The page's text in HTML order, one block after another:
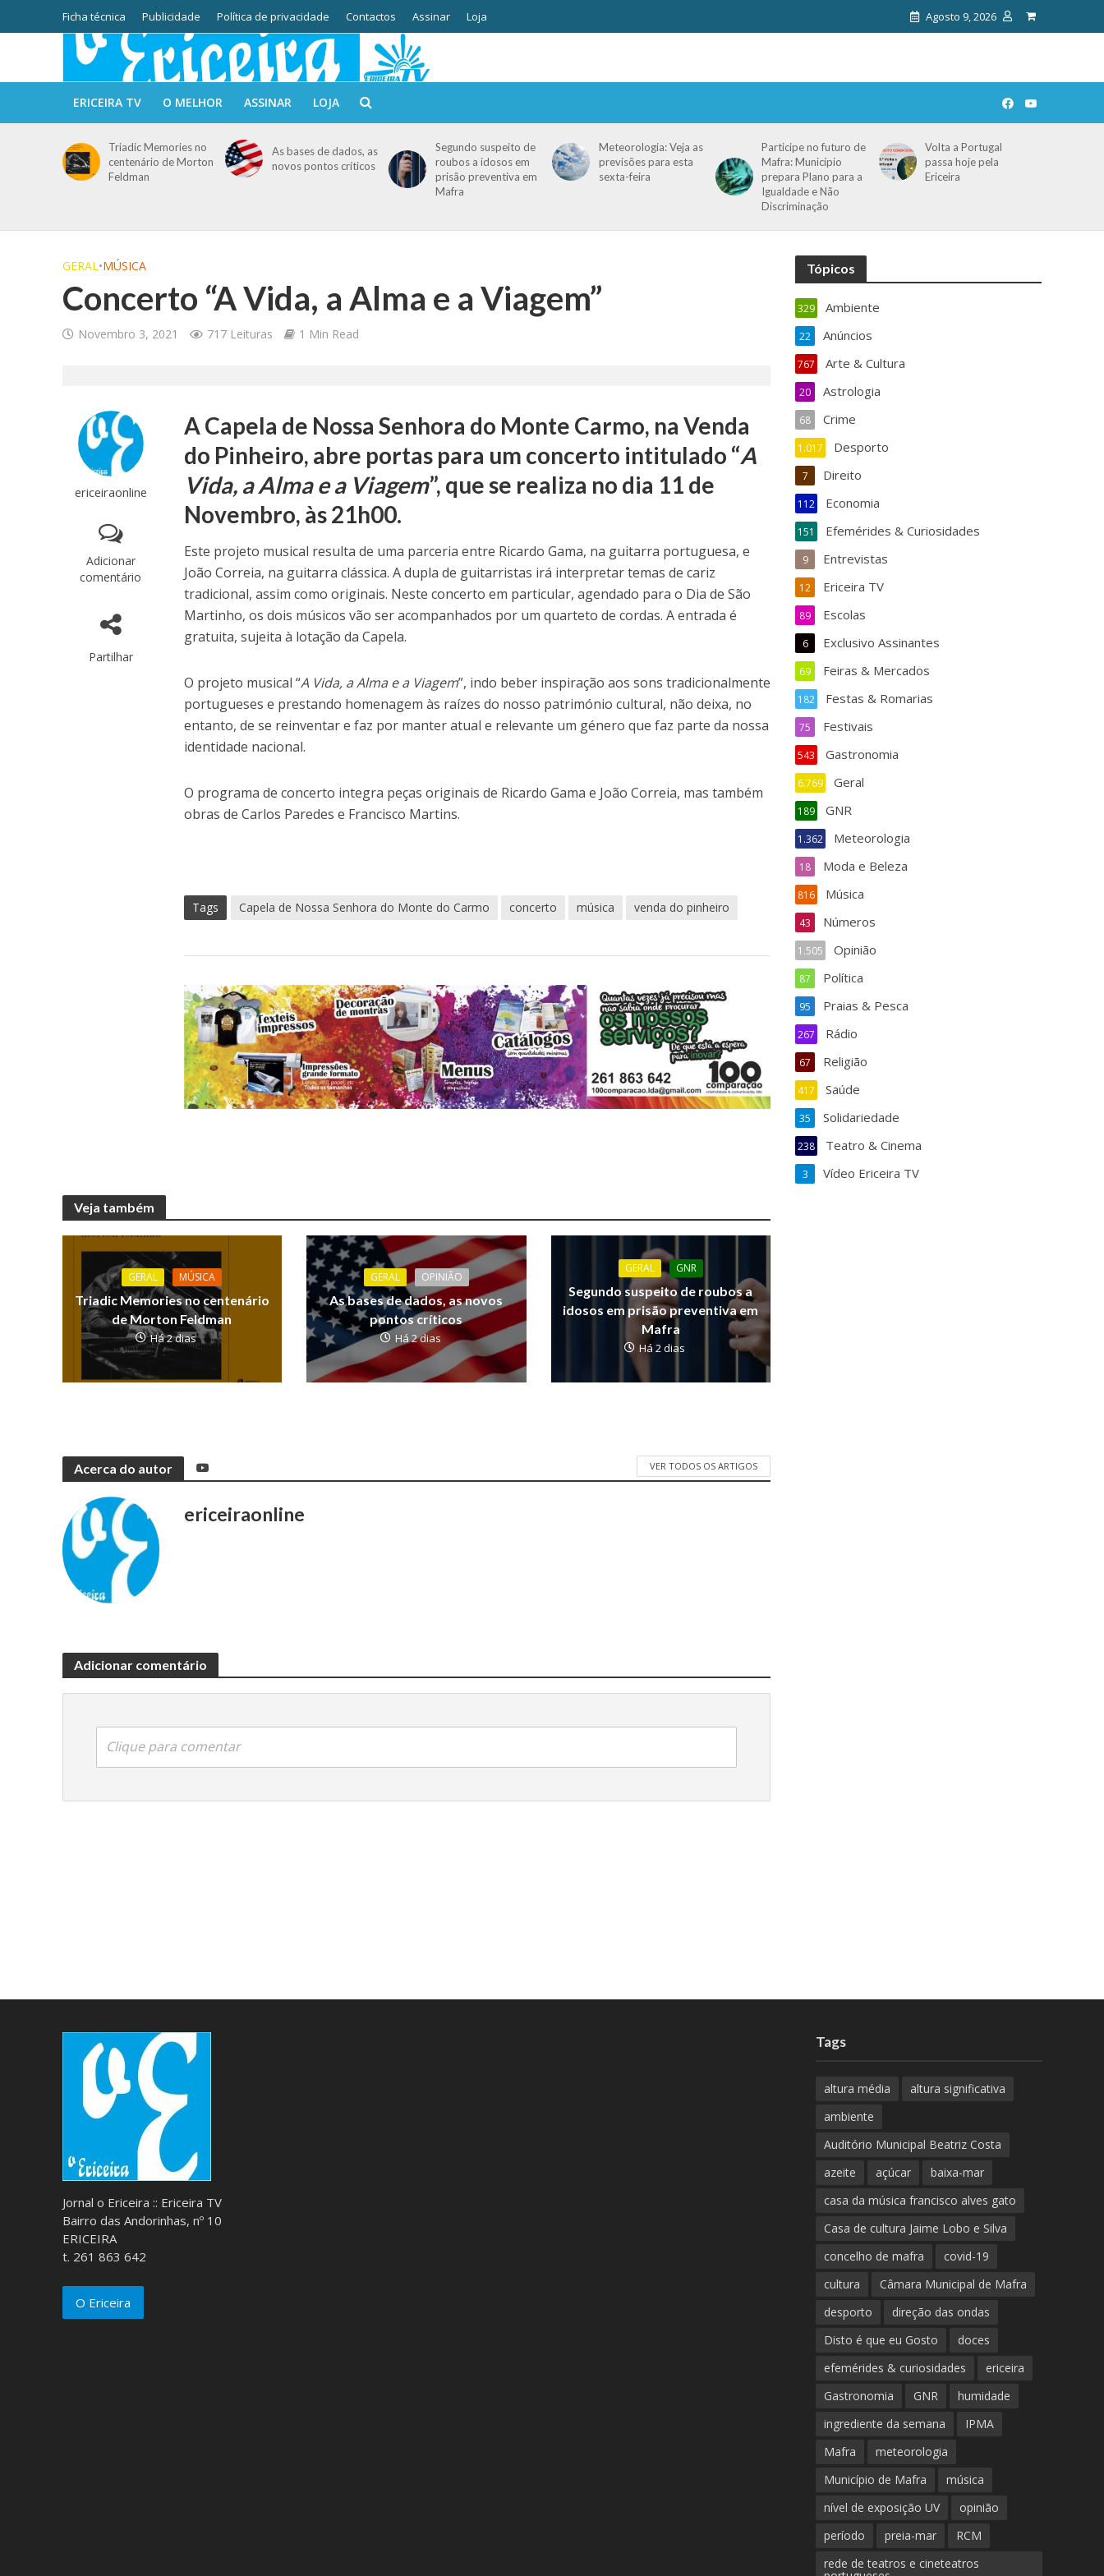
Ficha técnica Publicidade Política de privacidade Contactos Assinar Loja Agosto 9, 2026
ERICEIRA TV O MELHOR ASSINAR LOJA
Triadic Memories no
centenário de Morton
Feldman
As bases de dados, as
novos pontos críticos
Segundo suspeito de
roubos a idosos em
prisão preventiva em
Mafra
Meteorologia: Veja as
previsões para esta
sexta-feira
Participe no futuro de
Mafra: Município
prepara Plano para a
Igualdade e Não
Discriminação
Volta a Portugal
passa hoje pela
Ericeira
GERAL•MÚSICA
Concerto “A Vida, a Alma e a Viagem”
Novembro 3, 2021 717 Leituras 1 Min Read
ericeiraonline
Adicionar
comentário
Partilhar
A Capela de Nossa Senhora do Monte Carmo, na Venda
do Pinheiro, abre portas para um concerto intitulado “A
Vida, a Alma e a Viagem”, que se realiza no dia 11 de
Novembro, às 21h00.
Este projeto musical resulta de uma parceria entre Ricardo Gama, na guitarra portuguesa, e
João Correia, na guitarra clássica. A dupla de guitarristas irá interpretar temas de cariz
tradicional, assim como originais. Neste concerto em particular, agendado para o Dia de São
Martinho, os dois músicos vão ser acompanhados por um quarteto de cordas. A entrada é
gratuita, sujeita à lotação da Capela.
O projeto musical “A Vida, a Alma e a Viagem”, indo beber inspiração aos sons tradicionalmente
portugueses e prestando homenagem às raízes do nosso património cultural, não deixa, no
entanto, de se reinventar e faz por manter atual e relevante um género que faz parte da nossa
identidade nacional.
O programa de concerto integra peças originais de Ricardo Gama e João Correia, mas também
obras de Carlos Paredes e Francisco Martins.
Tags Capela de Nossa Senhora do Monte do Carmo concerto música venda do pinheiro
Veja também
GERAL MÚSICA
Triadic Memories no centenário
de Morton Feldman
Há 2 dias
GERAL OPINIÃO
As bases de dados, as novos
pontos críticos
Há 2 dias
GERAL GNR
Segundo suspeito de roubos a
idosos em prisão preventiva em
Mafra
Há 2 dias
Acerca do autor VER TODOS OS ARTIGOS
ericeiraonline
Adicionar comentário
Clique para comentar
Tópicos
Ambiente
329
Anúncios
22
Arte & Cultura
767
Astrologia
20
Crime
68
Desporto
1.017
Direito
7
Economia
112
Efemérides & Curiosidades
151
Entrevistas
9
Ericeira TV
12
Escolas
89
Exclusivo Assinantes
6
Feiras & Mercados
69
Festas & Romarias
182
Festivais
75
Gastronomia
543
Geral
6.769
GNR
189
Meteorologia
1.362
Moda e Beleza
18
Música
816
Números
43
Opinião
1.505
Política
87
Praias & Pesca
95
Rádio
267
Religião
67
Saúde
417
Solidariedade
35
Teatro & Cinema
238
Vídeo Ericeira TV
3
Jornal o Ericeira :: Ericeira TV
Bairro das Andorinhas, nº 10
ERICEIRA
t. 261 863 642
O Ericeira
Tags
altura média
altura significativa
ambiente
Auditório Municipal Beatriz Costa
azeite
açúcar
baixa-mar
casa da música francisco alves gato
Casa de cultura Jaime Lobo e Silva
concelho de mafra
covid-19
cultura
Câmara Municipal de Mafra
desporto
direção das ondas
Disto é que eu Gosto
doces
efemérides & curiosidades
ericeira
Gastronomia
GNR
humidade
ingrediente da semana
IPMA
Mafra
meteorologia
Município de Mafra
música
nível de exposição UV
opinião
período
preia-mar
RCM
rede de teatros e cineteatros